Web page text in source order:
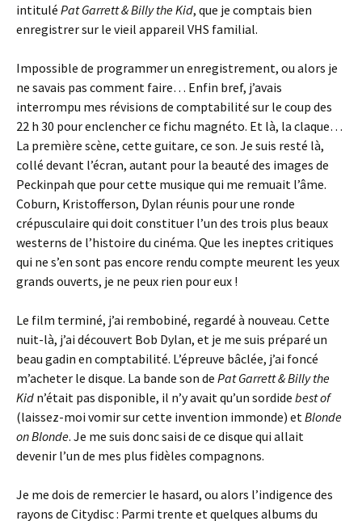
intitulé Pat Garrett & Billy the Kid, que je comptais bien
enregistrer sur le vieil appareil VHS familial.
Impossible de programmer un enregistrement, ou alors je
ne savais pas comment faire… Enfin bref, j’avais
interrompu mes révisions de comptabilité sur le coup des
22 h 30 pour enclencher ce fichu magnéto. Et là, la claque…
La première scène, cette guitare, ce son. Je suis resté là,
collé devant l’écran, autant pour la beauté des images de
Peckinpah que pour cette musique qui me remuait l’âme.
Coburn, Kristofferson, Dylan réunis pour une ronde
crépusculaire qui doit constituer l’un des trois plus beaux
westerns de l’histoire du cinéma. Que les ineptes critiques
qui ne s’en sont pas encore rendu compte meurent les yeux
grands ouverts, je ne peux rien pour eux !
Le film terminé, j’ai rembobiné, regardé à nouveau. Cette
nuit-là, j’ai découvert Bob Dylan, et je me suis préparé un
beau gadin en comptabilité. L’épreuve bâclée, j’ai foncé
m’acheter le disque. La bande son de Pat Garrett & Billy the
Kid n’était pas disponible, il n’y avait qu’un sordide best of
(laissez-moi vomir sur cette invention immonde) etBlonde
on Blonde. Je me suis donc saisi de ce disque qui allait
devenir l’un de mes plus fidèles compagnons.
Je me dois de remercier le hasard, ou alors l’indigence des
rayons de Citydisc : Parmi trente et quelques albums du